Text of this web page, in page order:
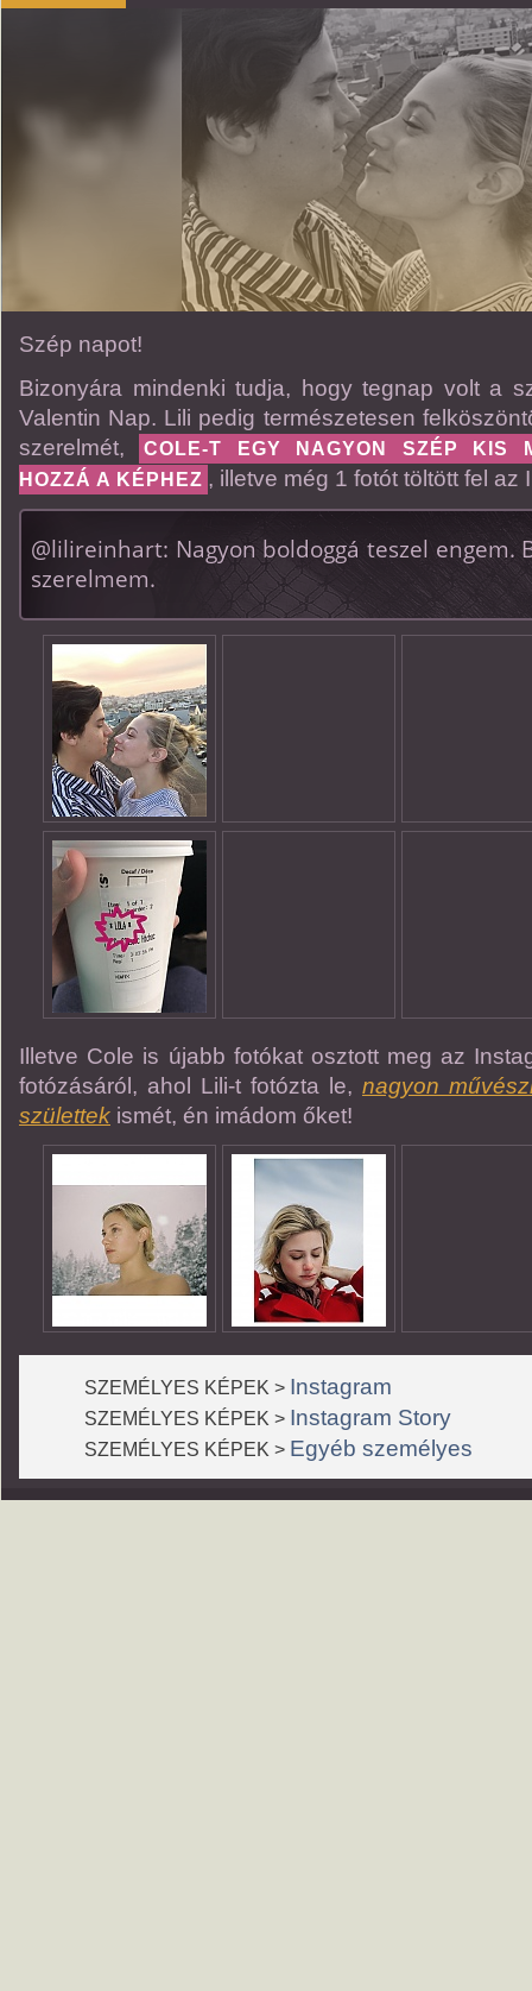
Szép napot!
Bizonyára mindenki tudja, hogy tegnap volt a
Valentin Nap. Lili pedig természetesen
szerelmét,
COLE-T EGY NAGYON SZÉP KIS
HOZZÁ A KÉPHEZ , illetve még 1 fotót töltött fel az
@lilireinhart: Nagyon boldoggá teszel engem.
szerelmem.
Illetve Cole is újabb fotókat osztott meg az
fotózásáról, ahol Lili-t fotózta le, nagyon
születtek ismét, én imádom őket!
SZEMÉLYES KÉPEK > Instagram
SZEMÉLYES KÉPEK > Instagram Story
SZEMÉLYES KÉPEK > Egyéb személyes